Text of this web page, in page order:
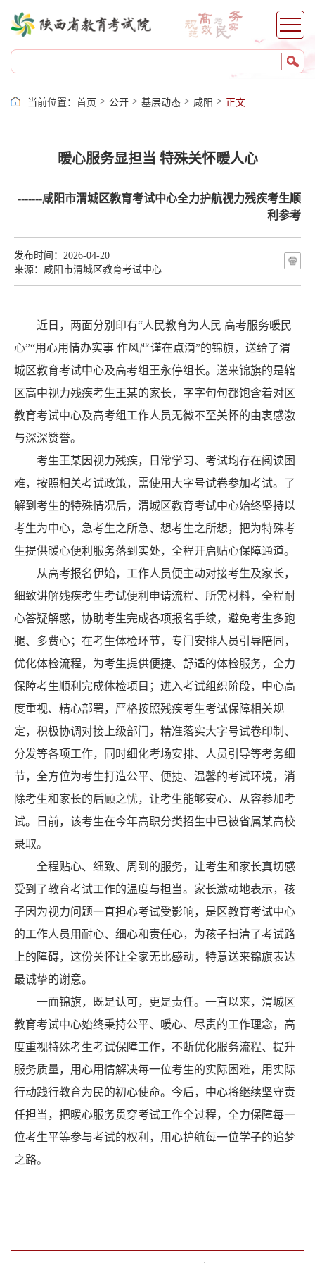
当前位置： 首页 > 公开 > 基层动态 > 咸阳 > 正文
暖心服务显担当 特殊关怀暖人心
-------咸阳市渭城区教育考试中心全力护航视力残疾考生顺
利参考
发布时间：2026-04-20
来源：咸阳市渭城区教育考试中心
近日，两面分别印有“人民教育为人民 高考服务暖民
心”“用心用情办实事 作风严谨在点滴”的锦旗，送给了渭
城区教育考试中心及高考组王永停组长。送来锦旗的是辖
区高中视力残疾考生王某的家长，字字句句都饱含着对区
教育考试中心及高考组工作人员无微不至关怀的由衷感激
与深深赞誉。
考生王某因视力残疾，日常学习、考试均存在阅读困
难，按照相关考试政策，需使用大字号试卷参加考试。了
解到考生的特殊情况后，渭城区教育考试中心始终坚持以
考生为中心，急考生之所急、想考生之所想，把为特殊考
生提供暖心便利服务落到实处，全程开启贴心保障通道。
从高考报名伊始，工作人员便主动对接考生及家长，
细致讲解残疾考生考试便利申请流程、所需材料，全程耐
心答疑解惑，协助考生完成各项报名手续，避免考生多跑
腿、多费心；在考生体检环节，专门安排人员引导陪同，
优化体检流程，为考生提供便捷、舒适的体检服务，全力
保障考生顺利完成体检项目；进入考试组织阶段，中心高
度重视、精心部署，严格按照残疾考生考试保障相关规
定，积极协调对接上级部门，精准落实大字号试卷印制、
分发等各项工作，同时细化考场安排、人员引导等考务细
节，全方位为考生打造公平、便捷、温馨的考试环境，消
除考生和家长的后顾之忧，让考生能够安心、从容参加考
试。日前，该考生在今年高职分类招生中已被省属某高校
录取。
全程贴心、细致、周到的服务，让考生和家长真切感
受到了教育考试工作的温度与担当。家长激动地表示，孩
子因为视力问题一直担心考试受影响，是区教育考试中心
的工作人员用耐心、细心和责任心，为孩子扫清了考试路
上的障碍，这份关怀让全家无比感动，特意送来锦旗表达
最诚挚的谢意。
一面锦旗，既是认可，更是责任。一直以来，渭城区
教育考试中心始终秉持公平、暖心、尽责的工作理念，高
度重视特殊考生考试保障工作，不断优化服务流程、提升
服务质量，用心用情解决每一位考生的实际困难，用实际
行动践行教育为民的初心使命。今后，中心将继续坚守责
任担当，把暖心服务贯穿考试工作全过程，全力保障每一
位考生平等参与考试的权利，用心护航每一位学子的追梦
之路。